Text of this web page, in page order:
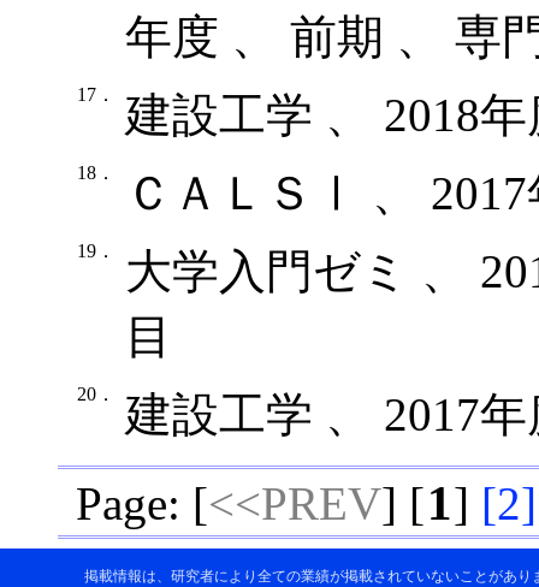
年度 、 前期 、 専
17． 建設工学 、 2018
18． ＣＡＬＳⅠ 、
19．
大学入門ゼミ 、
目
20．
建設工学 、 2017
Page: [<<PREV] [1] [2]
掲載情報は、研究者により全ての業績が掲載されていないことがあり